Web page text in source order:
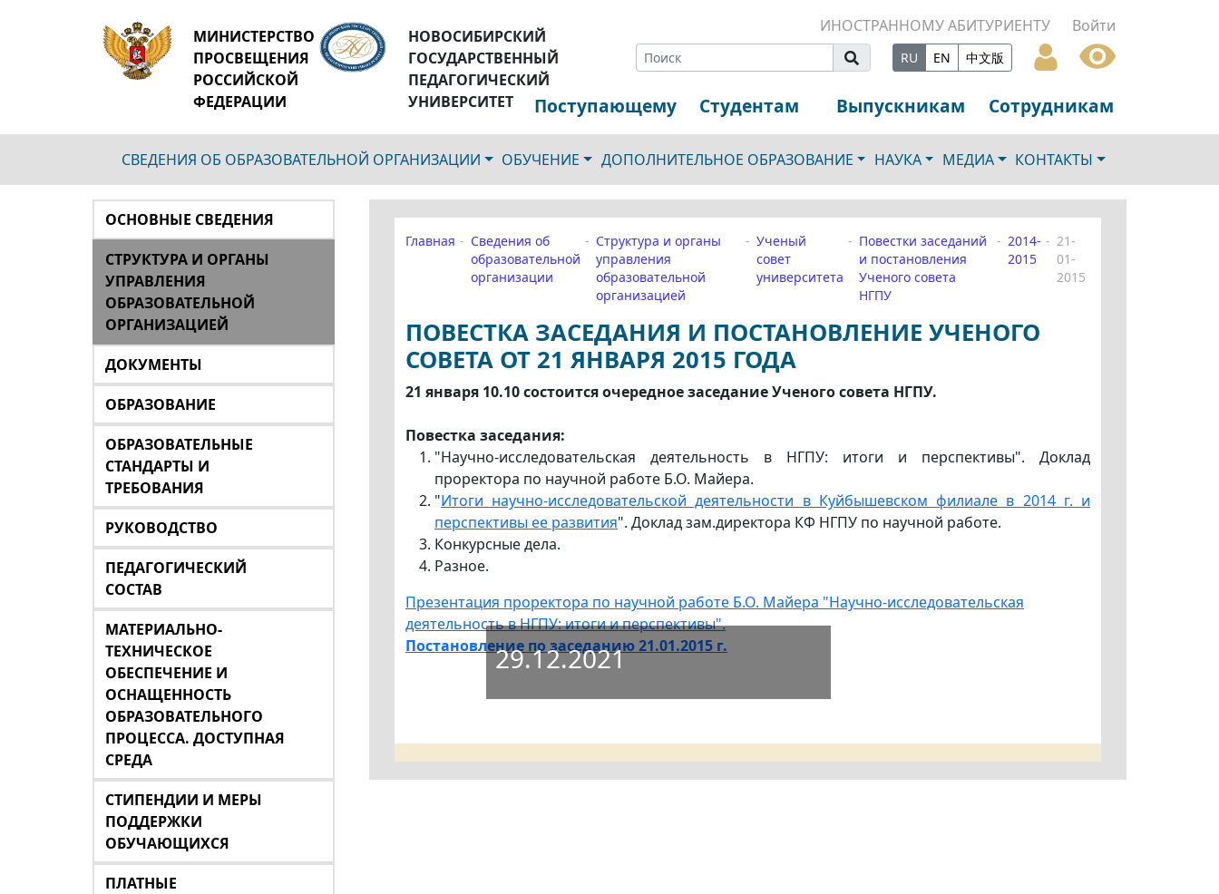
МИНИСТЕРСТВО
ПРОСВЕЩЕНИЯ
РОССИЙСКОЙ
ФЕДЕРАЦИИ
НОВОСИБИРСКИЙ
ГОСУДАРСТВЕННЫЙ
ПЕДАГОГИЧЕСКИЙ
УНИВЕРСИТЕТ
ИНОСТРАННОМУ АБИТУРИЕНТУ Войти
RU EN 中文版
Поступающему Студентам Выпускникам Сотрудникам
СВЕДЕНИЯ ОБ ОБРАЗОВАТЕЛЬНОЙ ОРГАНИЗАЦИИ ОБУЧЕНИЕ ДОПОЛНИТЕЛЬНОЕ ОБРАЗОВАНИЕ НАУКА МЕДИА КОНТАКТЫ
ОСНОВНЫЕ СВЕДЕНИЯ
СТРУКТУРА И ОРГАНЫ
УПРАВЛЕНИЯ
ОБРАЗОВАТЕЛЬНОЙ
ОРГАНИЗАЦИЕЙ
ДОКУМЕНТЫ
ОБРАЗОВАНИЕ
ОБРАЗОВАТЕЛЬНЫЕ
СТАНДАРТЫ И
ТРЕБОВАНИЯ
РУКОВОДСТВО
ПЕДАГОГИЧЕСКИЙ
СОСТАВ
МАТЕРИАЛЬНО-
ТЕХНИЧЕСКОЕ
ОБЕСПЕЧЕНИЕ И
ОСНАЩЕННОСТЬ
ОБРАЗОВАТЕЛЬНОГО
ПРОЦЕССА. ДОСТУПНАЯ
СРЕДА
СТИПЕНДИИ И МЕРЫ
ПОДДЕРЖКИ
ОБУЧАЮЩИХСЯ
ПЛАТНЫЕ
Главная
Сведения об
образовательной
организации
Структура и органы
управления
образовательной
организацией
Ученый
совет
университета
Повестки заседаний
и постановления
Ученого совета
НГПУ
2014-
2015
21-
01-
2015
ПОВЕСТКА ЗАСЕДАНИЯ И ПОСТАНОВЛЕНИЕ УЧЕНОГО
СОВЕТА ОТ 21 ЯНВАРЯ 2015 ГОДА
21 января 10.10состоится очередное заседание Ученого совета НГПУ.
Повестка заседания:
"Научно-исследовательская деятельность в НГПУ: итоги и перспективы". Доклад
проректора по научной работе Б.О. Майера.
"Итоги научно-исследовательской деятельности в Куйбышевском филиале в 2014 г. и
перспективы ее развития". Доклад зам.директора КФ НГПУ по научной работе.
Конкурсные дела.
Разное.
Презентация проректора по научной работе Б.О. Майера "Научно-исследовательская
деятельность в НГПУ: итоги и перспективы".
Постановление по заседанию 21.01.2015 г.
29.12.2021